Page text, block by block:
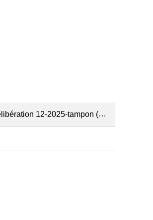
12-2025-tampon (1).pdf